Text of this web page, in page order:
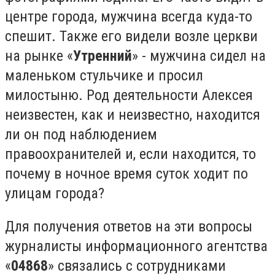
центре города, мужчина всегда куда-то
спешит. Также его видели возле церкви
на рынке «Утренний» - мужчина сидел на
маленьком стульчике и просил
милостыню. Род деятельности Алексея
неизвестен, как и неизвестно, находится
ли он под наблюдением
правоохранителей и, если находится, то
почему в ночное время суток ходит по
улицам города?
Для получения ответов на эти вопросы
журналисты информационного агентства
«04868» связались с сотрудниками